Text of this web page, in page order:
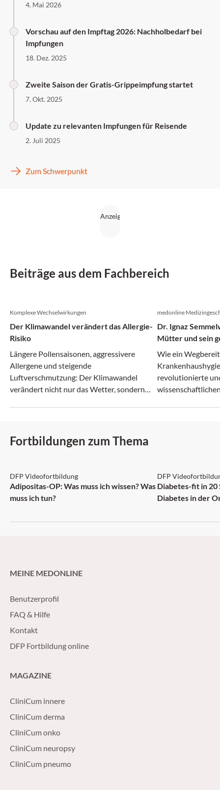
4. Mai 2026
Vorschau auf den Impftag 2026: Nachholbedarf bei
Impfungen
18. Dez. 2025
Zweite Saison der Gratis-Grippeimpfung startet
7. Okt. 2025
Update zu relevanten Impfungen für Reisende
2. Juli 2025
Zum Schwerpunkt
Beiträge aus dem Fachbereich
Komplexe Wechselwirkungen
Der Klimawandel verändert das Allergie-
Risiko
Längere Pollensaisonen, aggressivere
Allergene und steigende
Luftverschmutzung: Der Klimawandel
verändert nicht nur das Wetter, sondern
medonline
Dr. Ignaz
Mütter und sein
Irrenanstalt
Wie ein
revolutionierte
Fortbildungen zum Thema
DFP: 2 Punkte
DFP Videofortbildung
Adipositas-OP: Was muss ich wissen? Was
muss ich tun?
DFP
Diabetes-fit in
Diabetes in der
MEINE MEDONLINE
Benutzerprofil
FAQ & Hilfe
Kontakt
DFP Fortbildung online
MAGAZINE
CliniCum innere
CliniCum derma
CliniCum onko
CliniCum neuropsy
CliniCum pneumo